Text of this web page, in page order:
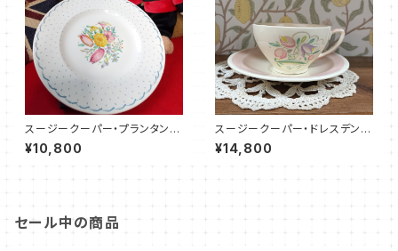
スージークーパー・プランタン・
プレート（ブルー・25センチ）SC
PR5001
¥10,800
スージークーパー・ドレスデンス
プレイ・C&S（ピンク）SCDR00
86
¥14,800
セール中の商品